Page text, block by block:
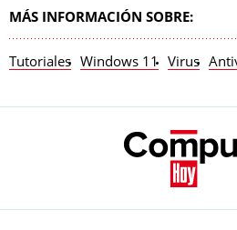
MÁS INFORMACIÓN SOBRE:
Tutoriales Windows 11 Virus